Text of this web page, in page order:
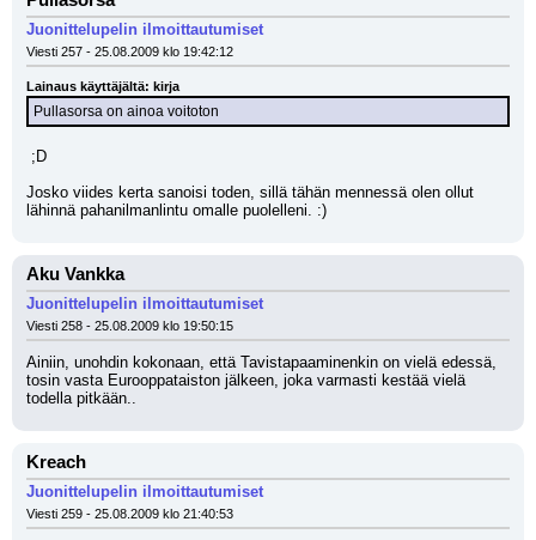
Juonittelupelin ilmoittautumiset
Viesti 257 - 25.08.2009 klo 19:42:12
Lainaus käyttäjältä: kirja
Pullasorsa on ainoa voitoton
;D
Josko viides kerta sanoisi toden, sillä tähän mennessä olen ollut
lähinnä pahanilmanlintu omalle puolelleni. :)
Aku Vankka
Juonittelupelin ilmoittautumiset
Viesti 258 - 25.08.2009 klo 19:50:15
Ainiin, unohdin kokonaan, että Tavistapaaminenkin on vielä edessä,
tosin vasta Eurooppataiston jälkeen, joka varmasti kestää vielä
todella pitkään..
Kreach
Juonittelupelin ilmoittautumiset
Viesti 259 - 25.08.2009 klo 21:40:53